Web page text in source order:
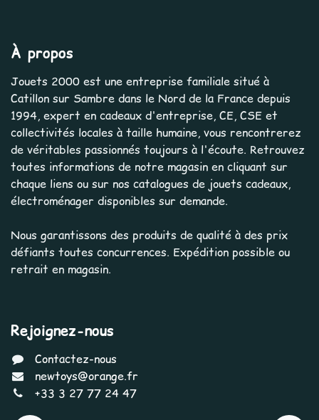
À propos
Jouets 2000 est une entreprise familiale situé à
Catillon sur Sambre dans le Nord de la France depuis
1994, expert en cadeaux d'entreprise, CE, CSE et
collectivités locales à taille humaine, vous rencontrerez
de véritables passionnés toujours à l'écoute. Retrouvez
toutes informations de notre magasin en cliquant sur
chaque liens ou sur nos catalogues de jouets cadeaux,
électroménager disponibles sur demande.
Nous garantissons des produits de qualité à des prix
défiants toutes concurrences. Expédition possible ou
retrait en magasin.
Rejoignez-nous
Contactez-nous
newtoys@orange.fr
+33 3 27 77 24 47